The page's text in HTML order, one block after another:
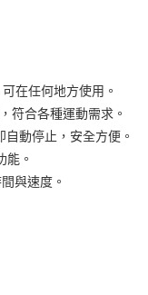
方式。 讓您購物簡單
在任何地方使用。
符合各種運動需求。
動停止，安全方便。
能。
與速度。